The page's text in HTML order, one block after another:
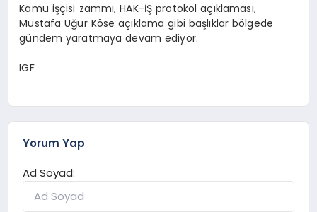
Kamu işçisi zammı, HAK-İŞ protokol açıklaması,
Mustafa Uğur Köse açıklama gibi başlıklar bölgede
gündem yaratmaya devam ediyor.
IGF
Yorum Yap
Ad Soyad: